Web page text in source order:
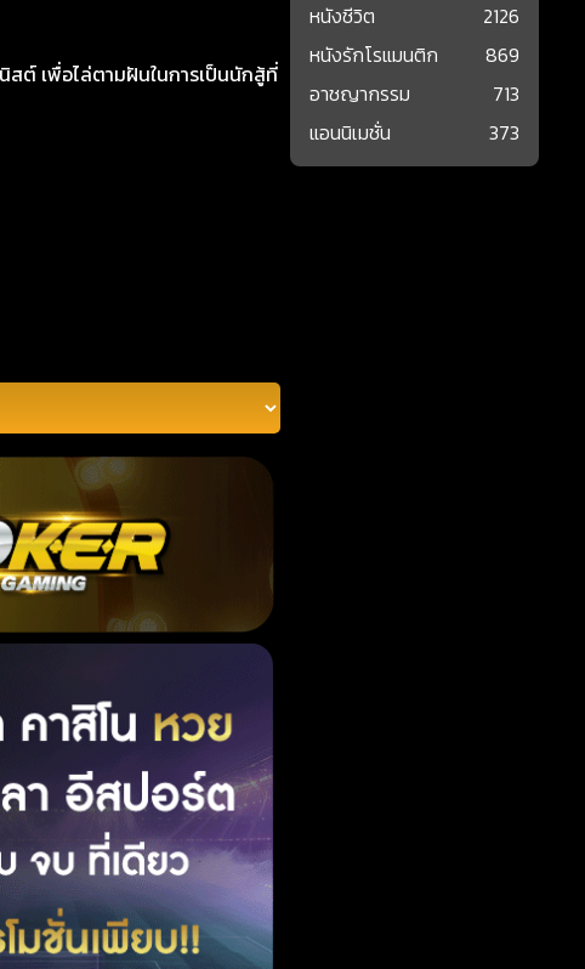
สต์ เพื่อไล่ตามฝันในการเป็นนักสู้ที่
หนังชีวิต
2126
หนังรักโรแมนติก
869
อาชญากรรม
713
แอนนิเมชั่น
373